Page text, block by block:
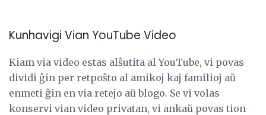
Kunhavigi Vian YouTube Video
Kiam via video estas alŝutita al YouTube, vi povas
dividi ĝin per retpoŝto al amikoj kaj familioj aŭ
enmeti ĝin en via retejo aŭ blogo. Se vi volas
konservi vian video privatan, vi ankaŭ povas tion